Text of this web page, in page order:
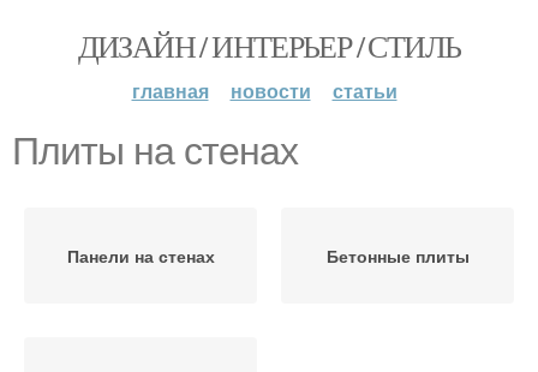
ДИЗАЙН / ИНТЕРЬЕР / СТИЛЬ
главная новости статьи
Плиты на стенах
Панели на стенах Бетонные плиты